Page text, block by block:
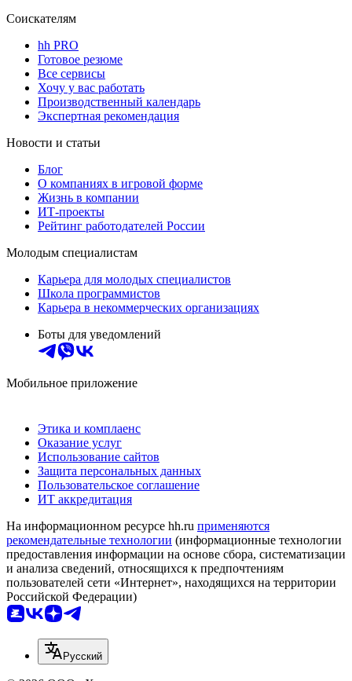
Соискателям
hh PRO
Готовое резюме
Все сервисы
Хочу у вас работать
Производственный календарь
Экспертная рекомендация
Новости и статьи
Блог
О компаниях в игровой форме
Жизнь в компании
ИТ-проекты
Рейтинг работодателей России
Молодым специалистам
Карьера для молодых специалистов
Школа программистов
Карьера в некоммерческих организациях
Боты для уведомлений
Мобильное приложение
Этика и комплаенс
Оказание услуг
Использование сайтов
Защита персональных данных
Пользовательское соглашение
ИТ аккредитация
На информационном ресурсе hh.ru применяются
рекомендательные технологии (информационные технологии
предоставления информации на основе сбора, систематизации
и анализа сведений, относящихся к предпочтениям
пользователей сети «Интернет», находящихся на территории
Российской Федерации)
Русский